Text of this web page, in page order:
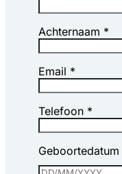
Achternaam *
Email *
Telefoon *
Geboortedatum